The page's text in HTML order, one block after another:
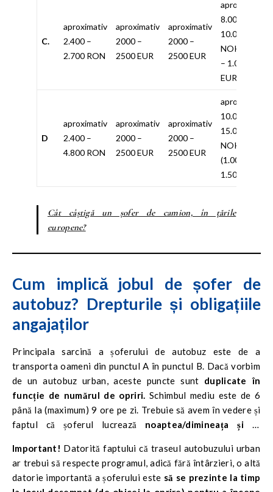
C.
aproximativ
2.400 –
2.700 RON
aproximativ
2000 –
2500 EUR
aproximativ
2000 –
2500 EUR
aproximativ
8.000 –
10.000
NOK (800
– 1.000
EUR)
D
aproximativ
2.400 –
4.800 RON
aproximativ
2000 –
2500 EUR
aproximativ
2000 –
2500 EUR
aproximativ
10.000 –
15.000
NOK
(1.000 –
1.500 EUR)
Cât câștigă un șofer de camion, în țările
europene?
Cum implică jobul de șofer de
autobuz? Drepturile și obligațiile
angajaților
Principala sarcină a șoferului de autobuz este de a
transporta oameni din punctul A în punctul B. Dacă vorbim
de un autobuz urban, aceste puncte sunt duplicate în
funcție de numărul de opriri. Schimbul mediu este de 6
până la (maximum) 9 ore pe zi. Trebuie să avem în vedere și
faptul că șoferul lucrează noaptea/dimineața și în
Important! Datorită faptului că traseul autobuzului urban
ar trebui să respecte programul, adică fără întârzieri, o altă
datorie importantă a șoferului este să se prezinte la timp